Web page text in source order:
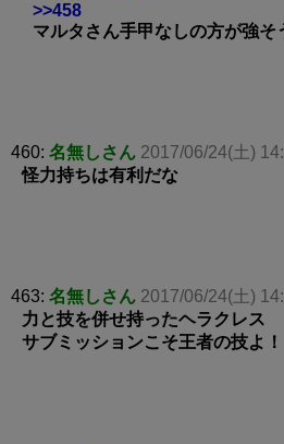
>>458
マルタさん手甲なしの方が強そ
460: 名無しさん 2017/06/24(土)
怪力持ちは有利だな
463: 名無しさん 2017/06/24(土)
力と技を併せ持ったヘラクレス
サブミッションこそ王者の技よ！